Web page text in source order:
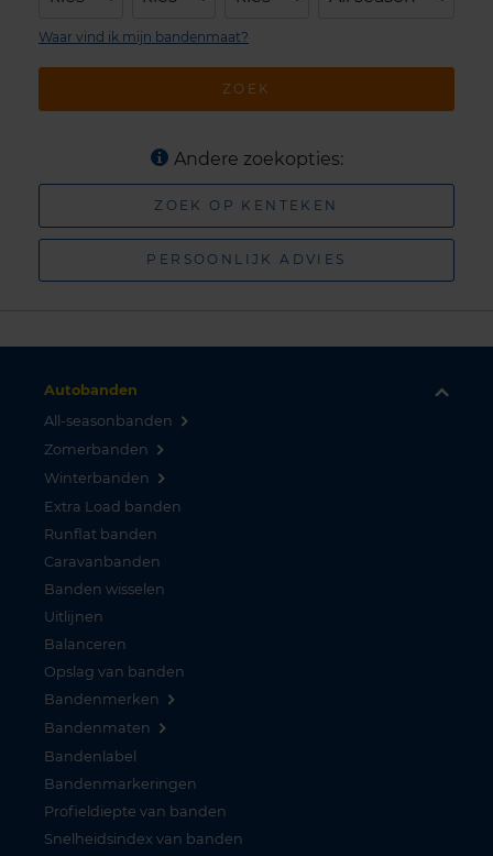
ZOEK
Waar vind ik mijn bandenmaat?
Andere zoekopties:
ZOEK OP KENTEKEN
PERSOONLIJK ADVIES
Autobanden
All-seasonbanden
Zomerbanden
Winterbanden
Extra Load banden
Runflat banden
Caravanbanden
Banden wisselen
Uitlijnen
Balanceren
Opslag van banden
Bandenmerken
Bandenmaten
Bandenlabel
Bandenmarkeringen
Profieldiepte van banden
Snelheidsindex van banden